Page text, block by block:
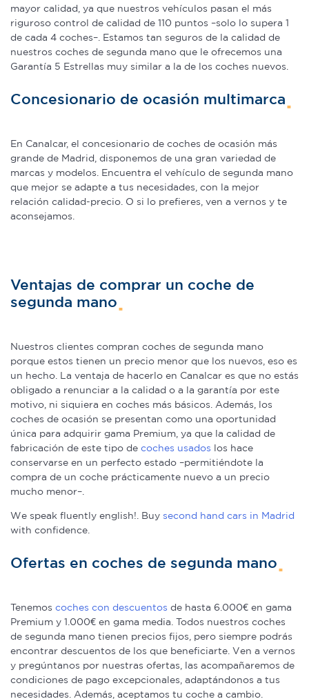
mayor calidad, ya que nuestros vehículos pasan el más
riguroso control de calidad de 110 puntos –solo lo supera 1
de cada 4 coches–. Estamos tan seguros de la calidad de
nuestros coches de segunda mano que le ofrecemos una
Garantía 5 Estrellas muy similar a la de los coches nuevos.
Concesionario de ocasión multimarca
En Canalcar, el concesionario de coches de ocasión más
grande de Madrid, disponemos de una gran variedad de
marcas y modelos. Encuentra el vehículo de segunda mano
que mejor se adapte a tus necesidades, con la mejor
relación calidad-precio. O si lo prefieres, ven a vernos y te
aconsejamos.
Ventajas de comprar un coche de
segunda mano
Nuestros clientes compran coches de segunda mano
porque estos tienen un precio menor que los nuevos, eso es
un hecho. La ventaja de hacerlo en Canalcar es que no estás
obligado a renunciar a la calidad o a la garantía por este
motivo, ni siquiera en coches más básicos. Además, los
coches de ocasión se presentan como una oportunidad
única para adquirir gama Premium, ya que la calidad de
fabricación de este tipo de coches usados los hace
conservarse en un perfecto estado –permitiéndote la
compra de un coche prácticamente nuevo a un precio
mucho menor–.
We speak fluently english!. Buy second hand cars in Madrid
with confidence.
Ofertas en coches de segunda mano
Tenemos coches con descuentos de hasta 6.000€ en gama
Premium y 1.000€ en gama media. Todos nuestros coches
de segunda mano tienen precios fijos, pero siempre podrás
encontrar descuentos de los que beneficiarte. Ven a vernos
y pregúntanos por nuestras ofertas, las acompañaremos de
condiciones de pago excepcionales, adaptándonos a tus
necesidades. Además, aceptamos tu coche a cambio.